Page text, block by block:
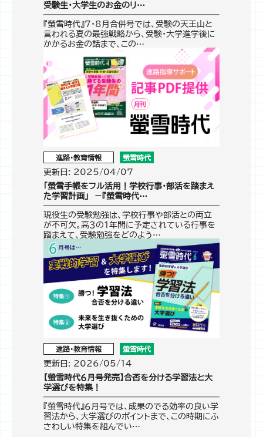
受験生・大学生のお金のリ…
『螢雪時代』7・8月合併号では、受験の天王山と
言われる夏の最強戦略から、受験・大学進学後に
かかるお金の話まで、この…
進路・教育情報 螢雪時代
更新日: 2025/04/07
「螢雪手帳をフル活用！学校行事・部活を踏まえ
た学習計画」 －『螢雪時代…
現役生の受験勉強は、学校行事や部活との両立
が不可欠。高３の１年間に予定されている行事を
踏まえて、受験勉強をどのよう…
進路・教育情報 螢雪時代
更新日: 2026/05/14
【螢雪時代６月号発売】合否を分ける学習法と大
学選びを特集！
『螢雪時代』６月号では、成果のでる効率の良い学
習法から、大学選びのポイントまで、この時期にふ
さわしい特集を組んでい…